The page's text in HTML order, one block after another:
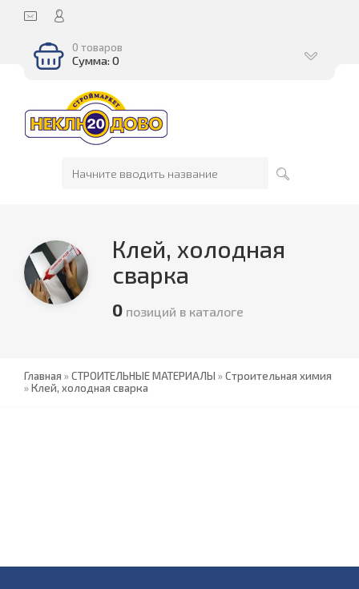
0 товаров
Сумма: 0
Клей, холодная
сварка
0 позиций в каталоге
Главная »СТРОИТЕЛЬНЫЕ МАТЕРИАЛЫ »Строительная химия
»Клей, холодная сварка